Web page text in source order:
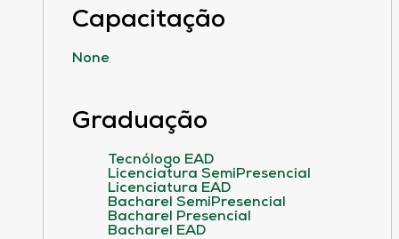
Capacitação
None
Graduação
Tecnólogo EAD
Licenciatura SemiPresencial
Licenciatura EAD
Bacharel SemiPresencial
Bacharel Presencial
Bacharel EAD